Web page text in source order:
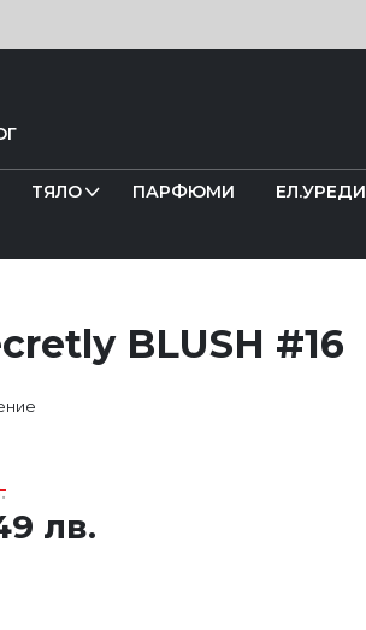
ТЯЛО ПАРФЮМИ ЕЛ.УРЕДИ
BLUSH #16
лв.